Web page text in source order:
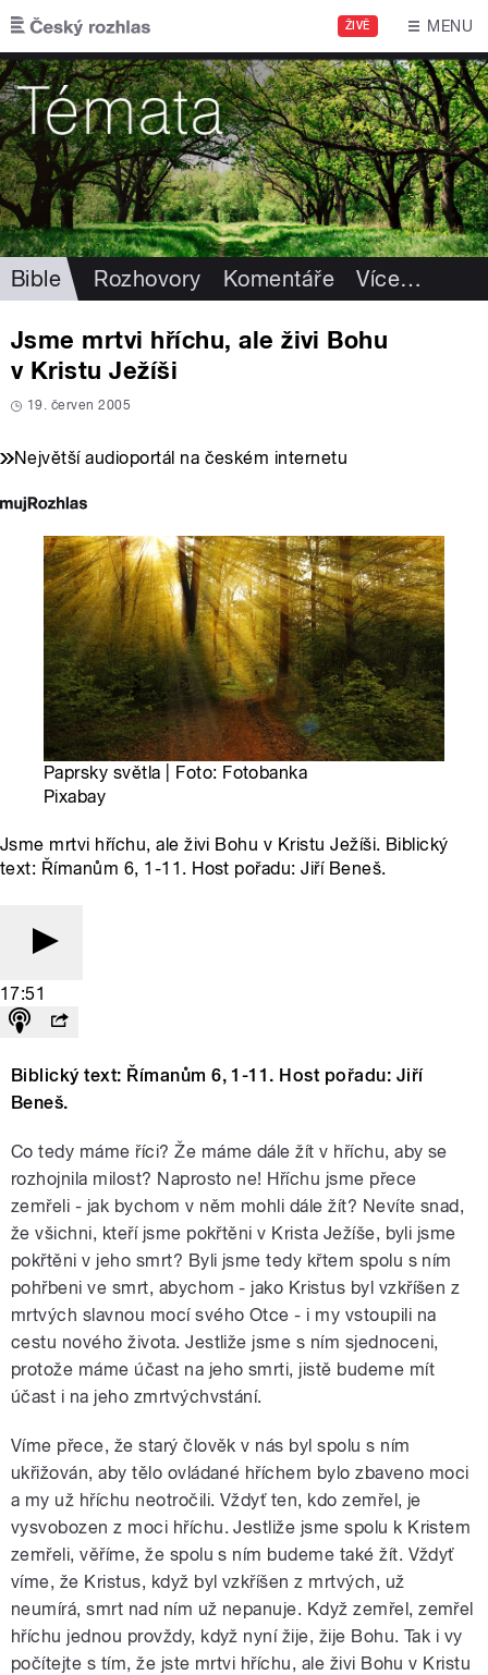
Přejít k hlavnímu obsahu
ŽIVĚ MENU
Bible Rozhovory Komentáře Více…
Jsme mrtvi hříchu, ale živi Bohu
v Kristu Ježíši
19. červen 2005
Největší audioportál na českém internetu
Paprsky světla | Foto: Fotobanka
Pixabay
Jsme mrtvi hříchu, ale živi Bohu v Kristu Ježíši. Biblický
text: Římanům 6, 1-11. Host pořadu: Jiří Beneš.
17:51
Biblický text: Římanům 6, 1-11. Host pořadu: Jiří
Beneš.
Co tedy máme říci? Že máme dále žít v hříchu, aby se
rozhojnila milost? Naprosto ne! Hříchu jsme přece
zemřeli - jak bychom v něm mohli dále žít? Nevíte snad,
že všichni, kteří jsme pokřtěni v Krista Ježíše, byli jsme
pokřtěni v jeho smrt? Byli jsme tedy křtem spolu s ním
pohřbeni ve smrt, abychom - jako Kristus byl vzkříšen z
mrtvých slavnou mocí svého Otce - i my vstoupili na
cestu nového života. Jestliže jsme s ním sjednoceni,
protože máme účast na jeho smrti, jistě budeme mít
účast i na jeho zmrtvýchvstání.
Víme přece, že starý člověk v nás byl spolu s ním
ukřižován, aby tělo ovládané hříchem bylo zbaveno moci
a my už hříchu neotročili. Vždyť ten, kdo zemřel, je
vysvobozen z moci hříchu. Jestliže jsme spolu k Kristem
zemřeli, věříme, že spolu s ním budeme také žít. Vždyť
víme, že Kristus, když byl vzkříšen z mrtvých, už
neumírá, smrt nad ním už nepanuje. Když zemřel, zemřel
hříchu jednou provždy, když nyní žije, žije Bohu. Tak i vy
počítejte s tím, že jste mrtvi hříchu, ale živi Bohu v Kristu